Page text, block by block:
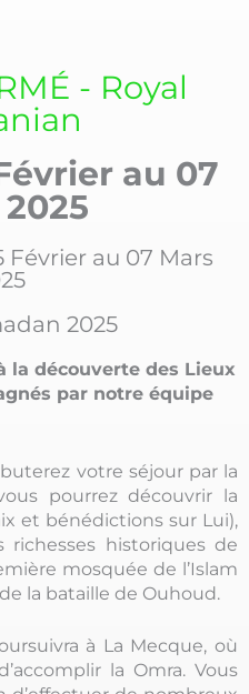
- Royal
au 07
Février au 07 Mars
2025
la découverte des Lieux
par notre équipe
votre séjour par la
pourrez découvrir la
et bénédictions sur Lui),
richesses historiques de
mosquée de l’Islam
la bataille de Ouhoud.
à La Mecque, où
la Omra. Vous